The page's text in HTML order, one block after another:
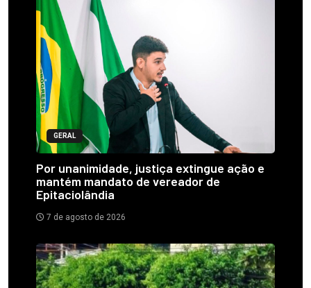
GERAL
Por unanimidade, justiça extingue ação e
mantém mandato de vereador de
Epitaciolândia
7 de agosto de 2026